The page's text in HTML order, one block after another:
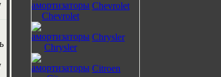
Chevrolet
Chrysler
Citroen